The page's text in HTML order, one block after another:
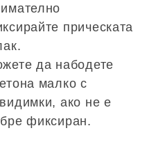
прическата
да набодете
малко с
ако не е
фиксиран.